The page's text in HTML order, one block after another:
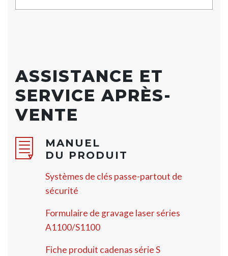
ASSISTANCE ET
SERVICE APRÈS-
VENTE
MANUEL
DU PRODUIT
Systèmes de clés passe-partout de
sécurité
Formulaire de gravage laser séries
A1100/S1100
Fiche produit cadenas série S